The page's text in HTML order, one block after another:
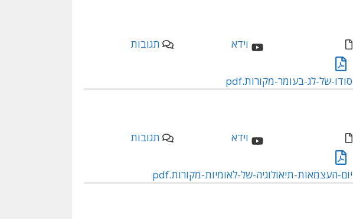
סודו-של-לג-בעומר-מקורות.pdf
תגובות
יום-העצמאות-תיאולוגיה-של-לאומיות-מקורות.pdf
תגובות